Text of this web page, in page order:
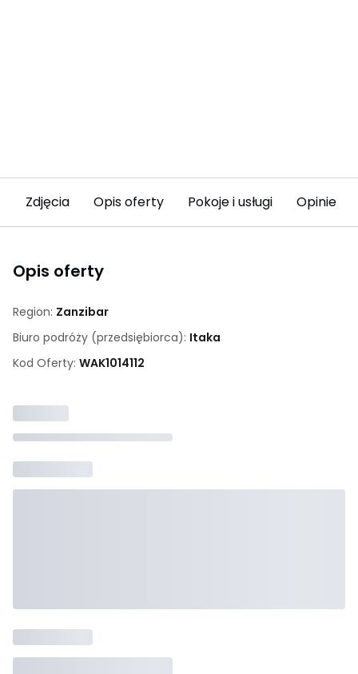
Zdjęcia Opis oferty Pokoje i usługi Opinie
Opis oferty
Region: Zanzibar
Biuro podróży (przedsiębiorca): Itaka
Kod Oferty: WAK1014112